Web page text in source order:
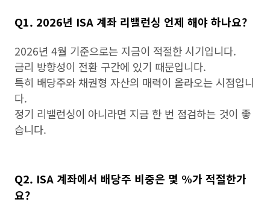
Q1. 2026년 ISA 계좌 리밸런싱 언제 해야 하나요?
2026년 4월 기준으로는 지금이 적절한 시기입니다.
금리 방향성이 전환 구간에 있기 때문입니다.
특히 배당주와 채권형 자산의 매력이 올라오는 시점입니
다.
정기 리밸런싱이 아니라면 지금 한 번 점검하는 것이 좋
습니다.
Q2. ISA 계좌에서 배당주 비중은 몇 %가 적절한가
요?